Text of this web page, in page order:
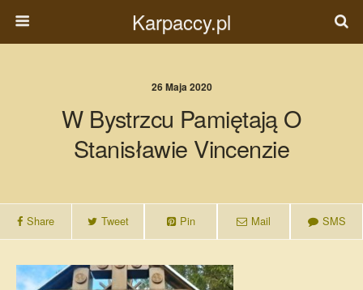
Karpaccy.pl
26 Maja 2020
W Bystrzcu Pamiętają O
Stanisławie Vincenzie
Share Tweet Pin Mail SMS